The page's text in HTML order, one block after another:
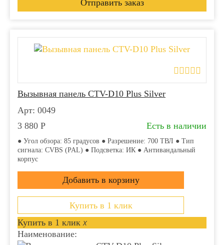
Вызывная панель CTV-D10 Plus Silver
Арт: 0049
3 880 Р Есть в наличии
● Угол обзора: 85 градусов ● Разрешение: 700 ТВЛ ● Тип
сигнала: CVBS (PAL) ● Подсветка: ИК ● Антивандальный
корпус
Купить в 1 клик
Купить в 1 клик x
Наименование: